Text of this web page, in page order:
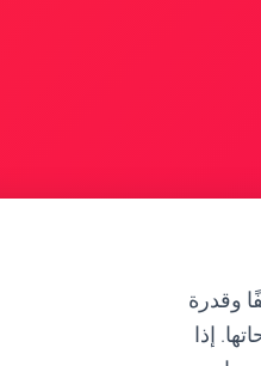
وقدرة
إذا